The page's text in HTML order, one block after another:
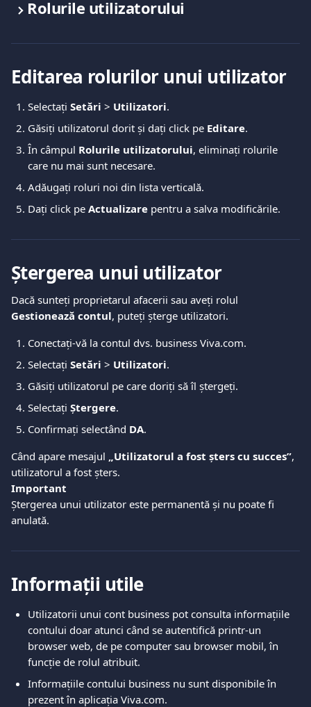
Rolurile utilizatorului
Editarea rolurilor unui utilizator
Selectați Setări > Utilizatori.
Găsiți utilizatorul dorit și dați click pe Editare.
În câmpul Rolurile utilizatorului, eliminați rolurile
care nu mai sunt necesare.
Adăugați roluri noi din lista verticală.
Dați click pe Actualizare pentru a salva modificările.
Ștergerea unui utilizator
Dacă sunteți proprietarul afacerii sau aveți rolul
Gestionează contul, puteți șterge utilizatori.
Conectați-vă la contul dvs. business Viva.com.
Selectați Setări > Utilizatori.
Găsiți utilizatorul pe care doriți să îl ștergeți.
Selectați Ștergere.
Confirmați selectând DA.
Când apare mesajul „Utilizatorul a fost șters cu succes”,
utilizatorul a fost șters.
Important
Ștergerea unui utilizator este permanentă și nu poate fi
anulată.
Informații utile
Utilizatorii unui cont business pot consulta informațiile
contului doar atunci când se autentifică printr-un
browser web, de pe computer sau browser mobil, în
funcție de rolul atribuit.
Informațiile contului business nu sunt disponibile în
prezent în aplicația Viva.com.